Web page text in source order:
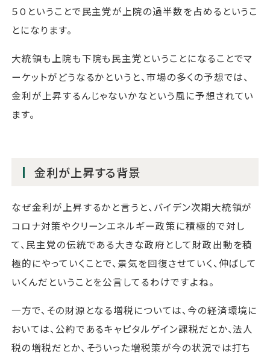
５０ということで民主党が上院の過半数を占めるというこ
とになります。
大統領も上院も下院も民主党ということになることでマ
ーケットがどうなるかというと、市場の多くの予想では、
金利が上昇するんじゃないかなという風に予想されてい
ます。
金利が上昇する背景
なぜ金利が上昇するかと言うと、バイデン次期大統領が
コロナ対策やクリーンエネルギー政策に積極的で対し
て、民主党の伝統である大きな政府として財政出動を積
極的にやっていくことで、景気を回復させていく、伸ばして
いくんだということを公言してるわけですよね。
一方で、その財源となる増税については、今の経済環境に
おいては、公約であるキャピタルゲイン課税だとか、法人
税の増税だとか、そういった増税策が今の状況では打ち